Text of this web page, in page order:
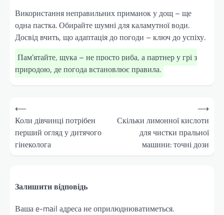
Використання неправильних приманок у дощ – ще
одна пастка. Обирайте шумні для каламутної води.
Досвід вчить, що адаптація до погоди – ключ до успіху.
Пам’ятайте, щука – не просто риба, а партнер у грі з
природою, де погода встановлює правила.
Навігація
записів
⟵
Коли дівчинці потрібен
перший огляд у дитячого
гінеколога
Скільки лимонної кислоти
для чистки пральної
машини: точні дози
⟶
Залишити відповідь
Ваша e-mail адреса не оприлюднюватиметься.